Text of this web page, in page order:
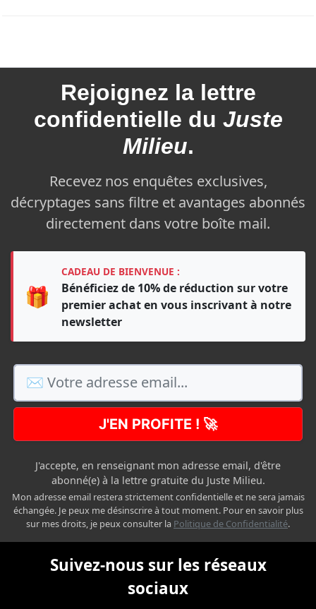
Rejoignez la lettre
confidentielle du Juste
Milieu.
Recevez nos enquêtes exclusives,
décryptages sans filtre et avantages abonnés
directement dans votre boîte mail.
🎁
CADEAU DE BIENVENUE :
Bénéficiez de 10% de réduction sur votre
premier achat en vous inscrivant à notre
newsletter
J'EN PROFITE ! 🚀
J'accepte, en renseignant mon adresse email, d'être
abonné(e) à la lettre gratuite du Juste Milieu.
Mon adresse email restera strictement confidentielle et ne sera jamais
échangée. Je peux me désinscrire à tout moment. Pour en savoir plus
sur mes droits, je peux consulter la Politique de Confidentialité.
Suivez-nous sur les réseaux
sociaux